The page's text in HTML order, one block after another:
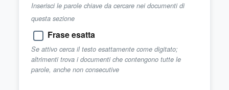
Inserisci le parole chiave da cercare nei documenti di
questa sezione
Frase esatta
Se attivo cerca il testo esattamente come digitato;
altrimenti trova i documenti che contengono tutte le
parole, anche non consecutive